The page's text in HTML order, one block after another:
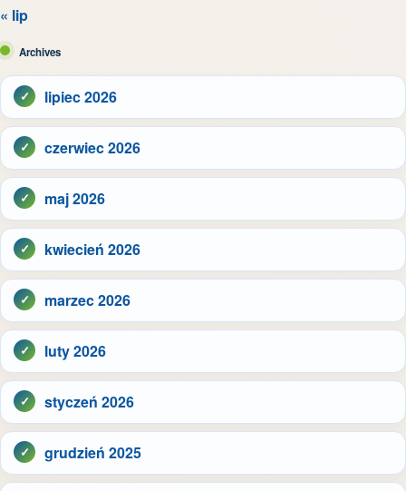
« lip
Archives
lipiec 2026
czerwiec 2026
maj 2026
kwiecień 2026
marzec 2026
luty 2026
styczeń 2026
grudzień 2025